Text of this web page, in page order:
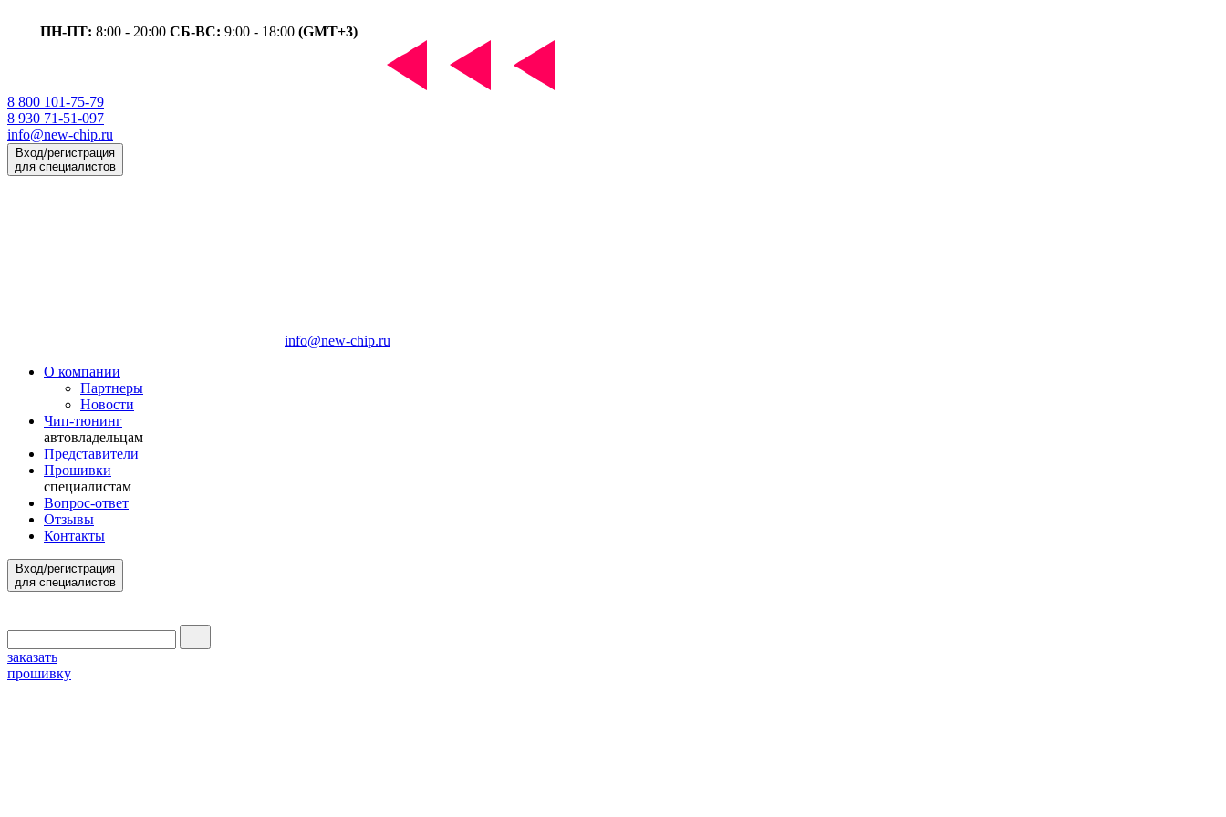
ПН-ПТ: 8:00 - 20:00 СБ-ВС: 9:00 - 18:00 (GMT+3)
8 800 101-75-79
8 930 71-51-097
info@new-chip.ru
Вход/регистрация
для специалистов
info@new-chip.ru
О компании
Партнеры
Новости
Чип-тюнинг
автовладельцам
Представители
Прошивки
специалистам
Вопрос-ответ
Отзывы
Контакты
Вход/регистрация
для специалистов
заказать
прошивку